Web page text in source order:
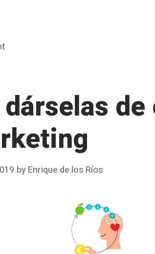
byEnrique de los Ríos